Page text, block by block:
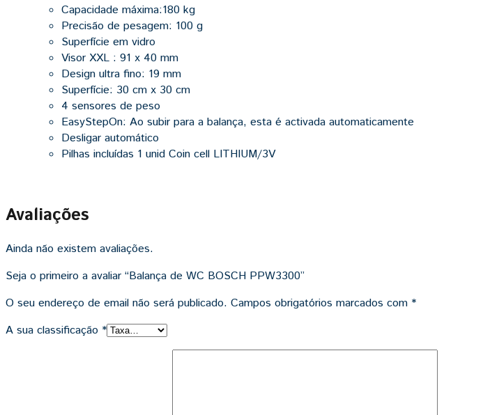
Capacidade máxima:180 kg
Precisão de pesagem: 100 g
Superfície em vidro
Visor XXL : 91 x 40 mm
Design ultra fino: 19 mm
Superfície: 30 cm x 30 cm
4 sensores de peso
EasyStepOn: Ao subir para a balança, esta é activada automaticamente
Desligar automático
Pilhas incluídas 1 unid Coin cell LITHIUM/3V
Avaliações
Ainda não existem avaliações.
Seja o primeiro a avaliar “Balança de WC BOSCH PPW3300”
O seu endereço de email não será publicado. Campos obrigatórios marcados com *
A sua classificação *